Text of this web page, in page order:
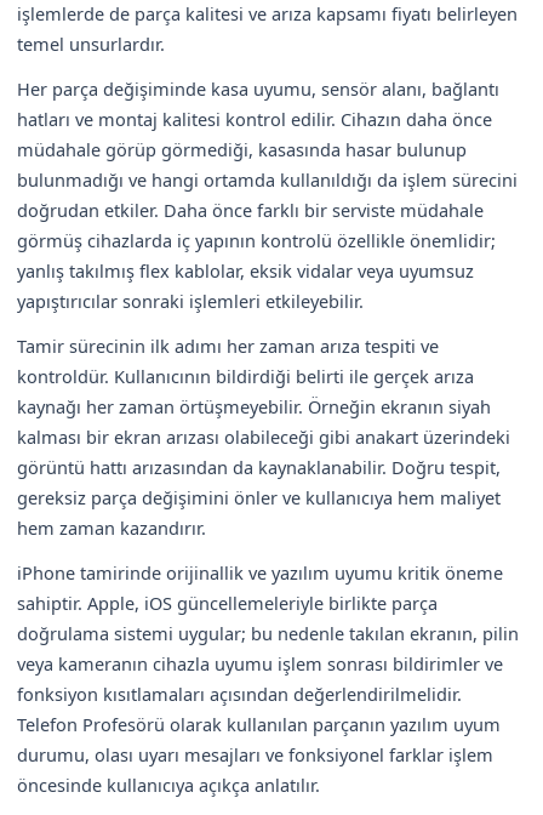
işlemlerde de parça kalitesi ve arıza kapsamı fiyatı belirleyen
temel unsurlardır.
Her parça değişiminde kasa uyumu, sensör alanı, bağlantı
hatları ve montaj kalitesi kontrol edilir. Cihazın daha önce
müdahale görüp görmediği, kasasında hasar bulunup
bulunmadığı ve hangi ortamda kullanıldığı da işlem sürecini
doğrudan etkiler. Daha önce farklı bir serviste müdahale
görmüş cihazlarda iç yapının kontrolü özellikle önemlidir;
yanlış takılmış flex kablolar, eksik vidalar veya uyumsuz
yapıştırıcılar sonraki işlemleri etkileyebilir.
Tamir sürecinin ilk adımı her zaman arıza tespiti ve
kontroldür. Kullanıcının bildirdiği belirti ile gerçek arıza
kaynağı her zaman örtüşmeyebilir. Örneğin ekranın siyah
kalması bir ekran arızası olabileceği gibi anakart üzerindeki
görüntü hattı arızasından da kaynaklanabilir. Doğru tespit,
gereksiz parça değişimini önler ve kullanıcıya hem maliyet
hem zaman kazandırır.
iPhone tamirinde orijinallik ve yazılım uyumu kritik öneme
sahiptir. Apple, iOS güncellemeleriyle birlikte parça
doğrulama sistemi uygular; bu nedenle takılan ekranın, pilin
veya kameranın cihazla uyumu işlem sonrası bildirimler ve
fonksiyon kısıtlamaları açısından değerlendirilmelidir.
Telefon Profesörü olarak kullanılan parçanın yazılım uyum
durumu, olası uyarı mesajları ve fonksiyonel farklar işlem
öncesinde kullanıcıya açıkça anlatılır.